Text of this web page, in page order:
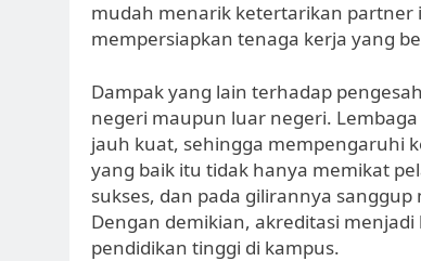
mudah menarik ketertarikan partner
mempersiapkan tenaga kerja yang
Dampak yang lain terhadap
negeri maupun luar negeri.
jauh kuat, sehingga mempengaruhi
yang baik itu tidak hanya memikat
sukses, dan pada gilirannya
Dengan demikian, akreditasi
pendidikan tinggi di kampus.